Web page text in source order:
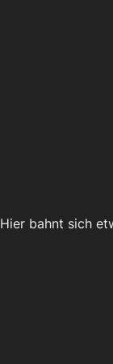
Hier bahnt sich